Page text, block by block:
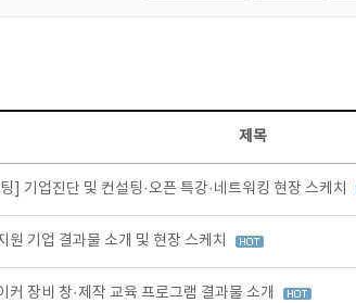
제목
] 기업진단 및 컨설팅·오픈 특강·네트워킹 현장 스케치
기업 결과물 소개 및 현장 스케치
장비 창·제작 교육 프로그램 결과물 소개